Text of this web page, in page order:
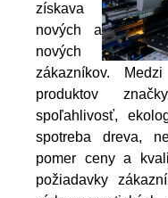
získava
nových a
nových
zákazníkov.
produktov
spoľahlivosť,
spotreba dreva,
pomer ceny a
požiadavky